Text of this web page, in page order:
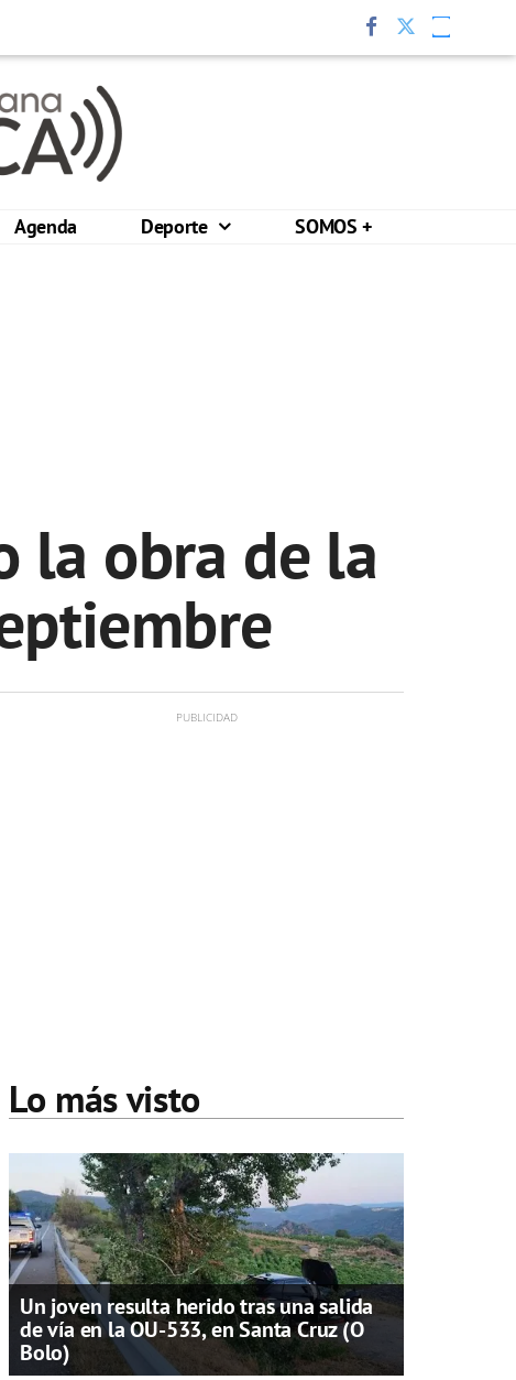
Agenda Deporte SOMOS +
la obra de la
Lo más visto
Un joven resulta herido tras una salida
de vía en la OU-533, en Santa Cruz (O
Bolo)